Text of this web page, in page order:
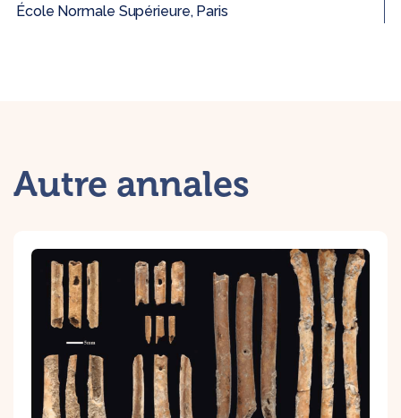
École Normale Supérieure, Paris
Autre annales